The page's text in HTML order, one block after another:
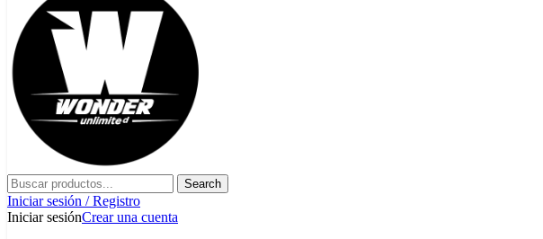
Search
Iniciar sesión / Registro
Iniciar sesiónCrear una cuenta